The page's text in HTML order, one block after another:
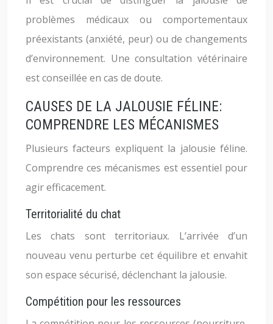
problèmes médicaux ou comportementaux
préexistants (anxiété, peur) ou de changements
d’environnement. Une consultation vétérinaire
est conseillée en cas de doute.
CAUSES DE LA JALOUSIE FÉLINE:
COMPRENDRE LES MÉCANISMES
Plusieurs facteurs expliquent la jalousie féline.
Comprendre ces mécanismes est essentiel pour
agir efficacement.
Territorialité du chat
Les chats sont territoriaux. L’arrivée d’un
nouveau venu perturbe cet équilibre et envahit
son espace sécurisé, déclenchant la jalousie.
Compétition pour les ressources